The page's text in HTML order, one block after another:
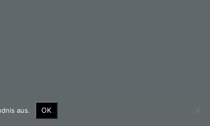
aus. OK